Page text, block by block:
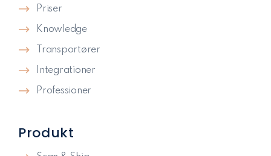
Produkt
Priser
Knowledge
Transportører
Integrationer
Professioner